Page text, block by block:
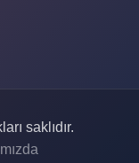
saklıdır.